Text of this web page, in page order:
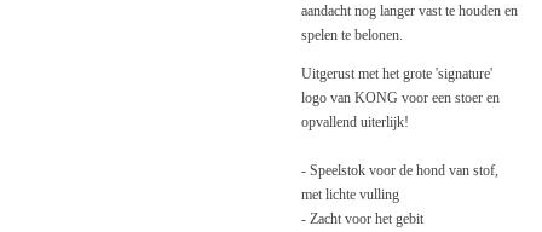
aandacht nog langer vast te houden en
spelen te belonen.
Uitgerust met het grote 'signature'
logo van KONG voor een stoer en
opvallend uiterlijk!
- Speelstok voor de hond van stof,
met lichte vulling
- Zacht voor het gebit